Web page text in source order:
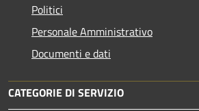
Politici
Personale Amministrativo
Documenti e dati
CATEGORIE DI SERVIZIO